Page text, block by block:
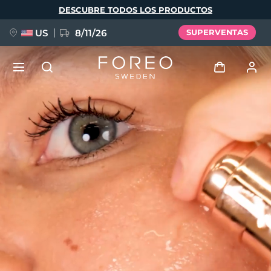
DESCUBRE TODOS LOS PRODUCTOS
US 8/11/26 SUPERVENTAS
Iniciar sesión
Perfil de usuario
Mis dispositivos
Mis pedidos
Mis direcciones
Mis suscripciones
NUEVO
FAQ™ Pure Beauty-Tech Elixir
BREAKING NEWS
issa™ Teeth Whitening Set
Idioma
English Deutsch
Español
Français
Italiano
Português
Svenska
Русский
简体中文 繁體中文